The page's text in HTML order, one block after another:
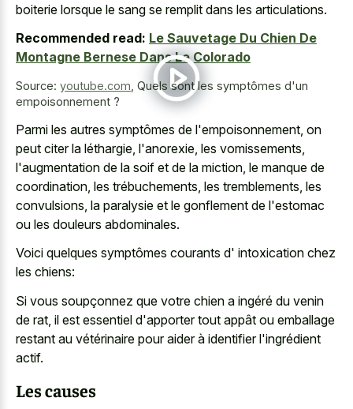
boiterie lorsque le sang se remplit dans les articulations.
Recommended read: Le Sauvetage Du Chien De
Montagne Bernese Dans Le Colorado
Source: youtube.com Quels sont les symptômes d'un
empoisonnement ?
Parmi les autres symptômes de l'empoisonnement, on
peut citer la léthargie, l'anorexie, les vomissements,
l'augmentation de la soif et de la miction, le manque de
coordination, les trébuchements, les tremblements, les
convulsions, la paralysie et le gonflement de l'estomac
ou les douleurs abdominales.
Voici quelques symptômes courants d' intoxication chez
les chiens:
Si vous soupçonnez que votre chien a ingéré du venin
de rat, il est essentiel d'apporter tout appât ou emballage
restant au vétérinaire pour aider à identifier l'ingrédient
actif.
Les causes